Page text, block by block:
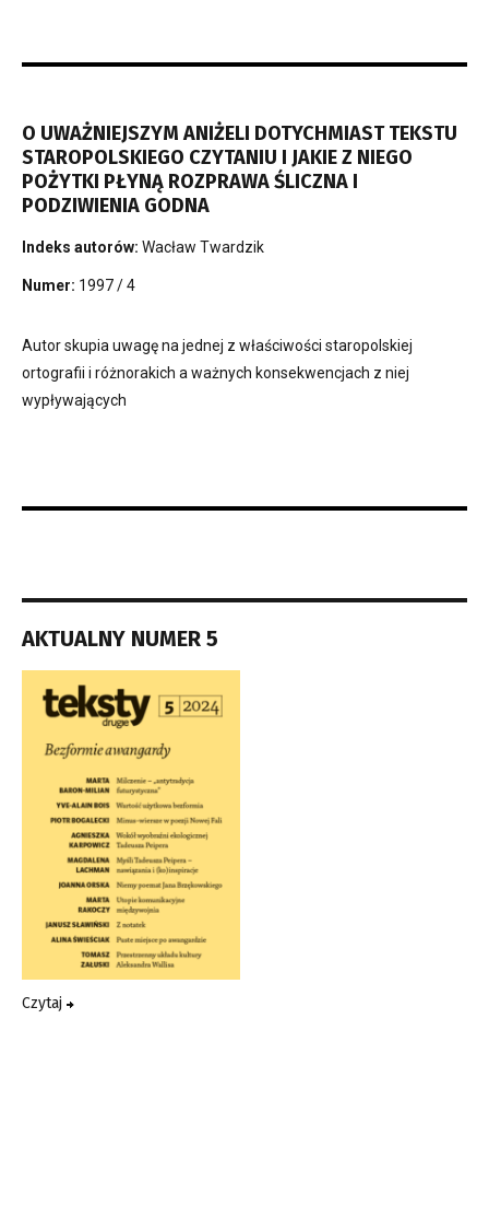
O UWAŻNIEJSZYM ANIŻELI DOTYCHMIAST TEKSTU
STAROPOLSKIEGO CZYTANIU I JAKIE Z NIEGO
POŻYTKI PŁYNĄ ROZPRAWA ŚLICZNA I
PODZIWIENIA GODNA
Indeks autorów: Wacław Twardzik
Numer: 1997 / 4
Autor skupia uwagę na jednej z właściwości staropolskiej
ortografii i różnorakich a ważnych konsekwencjach z niej
wypływających
AKTUALNY NUMER 5
Czytaj